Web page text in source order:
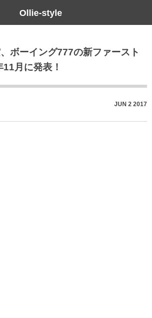
Ollie-style
ボーイング777の新ファースト
月に発表！
JUN 2 2017